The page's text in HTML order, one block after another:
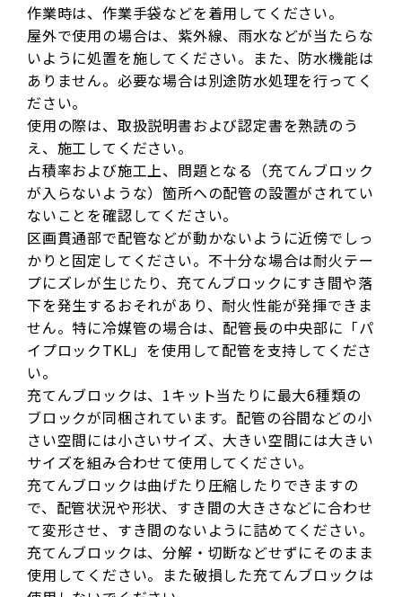
作業時は、作業手袋などを着用してください。
屋外で使用の場合は、紫外線、雨水などが当たらな
いように処置を施してください。また、防水機能は
ありません。必要な場合は別途防水処理を行ってく
ださい。
使用の際は、取扱説明書および認定書を熟読のう
え、施工してください。
占積率および施工上、問題となる（充てんブロック
が入らないような）箇所への配管の設置がされてい
ないことを確認してください。
区画貫通部で配管などが動かないように近傍でしっ
かりと固定してください。不十分な場合は耐火テー
プにズレが生じたり、充てんブロックにすき間や落
下を発生するおそれがあり、耐火性能が発揮できま
せん。特に冷媒管の場合は、配管長の中央部に「パ
イプロックTKL」を使用して配管を支持してくださ
い。
充てんブロックは、1キット当たりに最大6種類の
ブロックが同梱されています。配管の谷間などの小
さい空間には小さいサイズ、大きい空間には大きい
サイズを組み合わせて使用してください。
充てんブロックは曲げたり圧縮したりできますの
で、配管状況や形状、すき間の大きさなどに合わせ
て変形させ、すき間のないように詰めてください。
充てんブロックは、分解・切断などせずにそのまま
使用してください。また破損した充てんブロックは